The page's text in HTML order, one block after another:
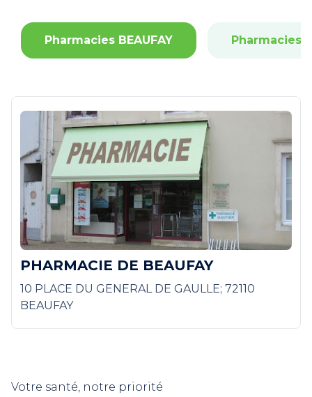
Pharmacies BEAUFAY Pharmacies
PHARMACIE DE BEAUFAY
10 PLACE DU GENERAL DE GAULLE; 72110
BEAUFAY
Votre santé, notre priorité